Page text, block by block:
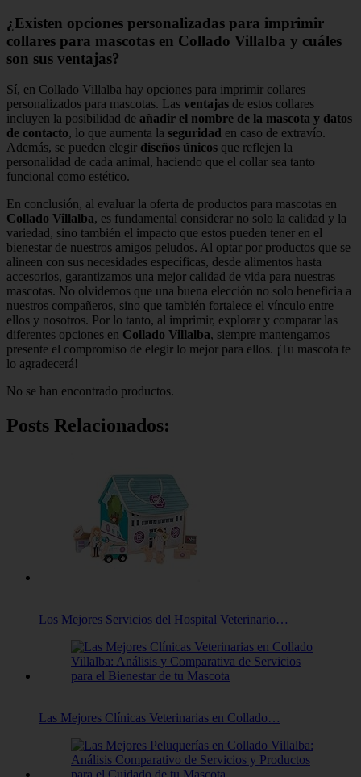
¿Existen opciones personalizadas para imprimir
collares para mascotas en Collado Villalba y cuáles
son sus ventajas?
Sí, en Collado Villalba hay opciones para imprimir collares
personalizados para mascotas. Las ventajas de estos collares
incluyen la posibilidad de añadir el nombre de la mascota y datos
de contacto, lo que aumenta la seguridad en caso de extravío.
Además, se pueden elegir diseños únicos que reflejen la
personalidad de cada animal, haciendo que el collar sea tanto
funcional como estético.
En conclusión, al evaluar la oferta de productos para mascotas en
Collado Villalba, es fundamental considerar no solo la calidad y la
variedad, sino también el impacto que estos pueden tener en el
bienestar de nuestros amigos peludos. Al optar por productos que se
alineen con sus necesidades específicas, desde alimentos hasta
accesorios, garantizamos una mejor calidad de vida para nuestras
mascotas. No olvidemos que una buena elección no solo beneficia a
nuestros compañeros, sino que también fortalece el vínculo entre
ellos y nosotros. Por lo tanto, al imprimir, explorar y comparar las
diferentes opciones en Collado Villalba, siempre mantengamos
presente el compromiso de elegir lo mejor para ellos. ¡Tu mascota te
lo agradecerá!
No se han encontrado productos.
Posts Relacionados:
Los Mejores Servicios del Hospital Veterinario…
Las Mejores Clínicas Veterinarias en Collado…